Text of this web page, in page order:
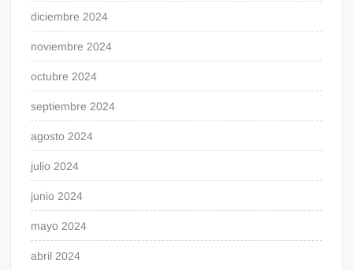
diciembre 2024
noviembre 2024
octubre 2024
septiembre 2024
agosto 2024
julio 2024
junio 2024
mayo 2024
abril 2024